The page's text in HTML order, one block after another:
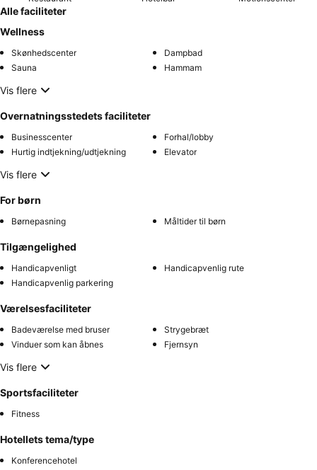
Alle faciliteter
Wellness
Skønhedscenter
Dampbad
Sauna
Hammam
Vis flere
Overnatningsstedets faciliteter
Businesscenter
Forhal/lobby
Hurtig indtjekning/udtjekning
Elevator
Vis flere
For børn
Børnepasning Måltider til børn
Tilgængelighed
Handicapvenligt
Handicapvenlig rute
Handicapvenlig parkering
Værelsesfaciliteter
Badeværelse med bruser
Strygebræt
Vinduer som kan åbnes
Fjernsyn
Vis flere
Sportsfaciliteter
Fitness
Hotellets tema/type
Konferencehotel